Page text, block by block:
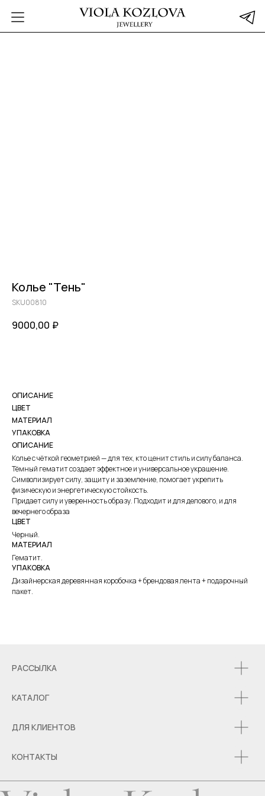
Колье "Тень"
SKU00810
9000,00 ₽
ОПИСАНИЕ
ЦВЕТ
МАТЕРИАЛ
УПАКОВКА
ОПИСАНИЕ
Колье с чёткой геометрией — для тех, кто ценит стиль и силу баланса.
Тёмный гематит создает эффектное и универсальное украшение.
Символизирует силу, защиту и заземление, помогает укрепить
физическую и энергетическую стойкость.
Придает силу и уверенность образу. Подходит и для делового, и для
вечернего образа
ЦВЕТ
Черный.
МАТЕРИАЛ
Гематит.
УПАКОВКА
Дизайнерская деревянная коробочка + брендовая лента + подарочный
пакет.
РАССЫЛКА
КАТАЛОГ
ДЛЯ КЛИЕНТОВ
КОНТАКТЫ